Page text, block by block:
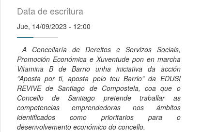
Data de escritura
Jue, 14/09/2023 - 12:00
A Concellaría de Dereitos e Servizos Sociais,
Promoción Económica e Xuventude pon en marcha
Vitamina B de Barrio unha iniciativa da acción
"Aposta por ti, aposta polo teu Barrio" da EDUSI
REVIVE de Santiago de Compostela, coa que o
Concello de Santiago pretende traballar as
competencias emprendedoras nos ámbitos
identificados como prioritarios para o
desenvolvemento económico do concello.